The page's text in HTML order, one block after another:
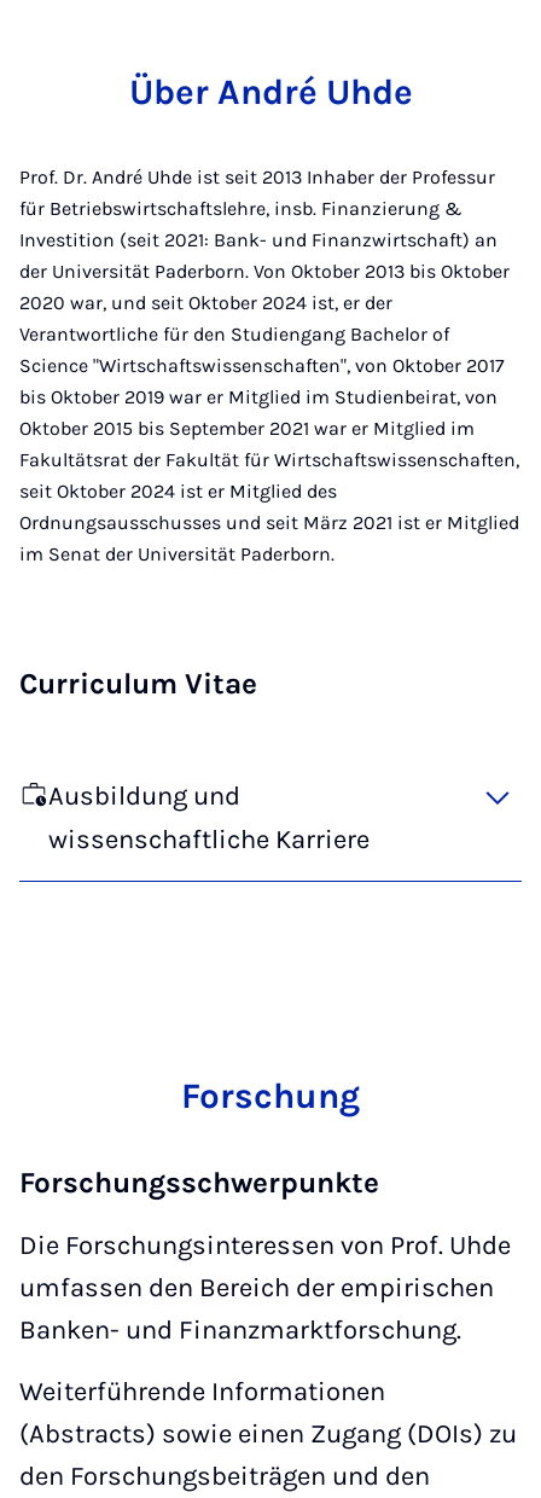
Über André Uhde
Prof. Dr. André Uhde ist seit 2013 Inhaber der Professur
für Betriebswirtschaftslehre, insb. Finanzierung &
Investition (seit 2021: Bank- und Finanzwirtschaft) an
der Universität Paderborn. Von Oktober 2013 bis Oktober
2020 war, und seit Oktober 2024 ist, er der
Verantwortliche für den Studiengang Bachelor of
Science "Wirtschaftswissenschaften", von Oktober 2017
bis Oktober 2019 war er Mitglied im Studienbeirat, von
Oktober 2015 bis September 2021 war er Mitglied im
Fakultätsrat der Fakultät für Wirtschaftswissenschaften,
seit Oktober 2024 ist er Mitglied des
Ordnungsausschusses und seit März 2021 ist er Mitglied
im Senat der Universität Paderborn.
Curriculum Vitae
Ausbildung und
wissenschaftliche Karriere
Forschung
Forschungsschwerpunkte
Die Forschungsinteressen von Prof. Uhde
umfassen den Bereich der empirischen
Banken- und Finanzmarktforschung.
Weiterführende Informationen
(Abstracts) sowie einen Zugang (DOIs) zu
den Forschungsbeiträgen und den